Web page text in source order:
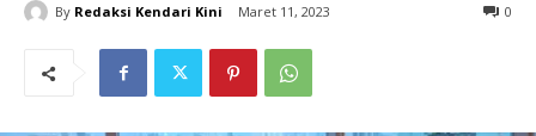
By Redaksi Kendari Kini Maret 11, 2023 0